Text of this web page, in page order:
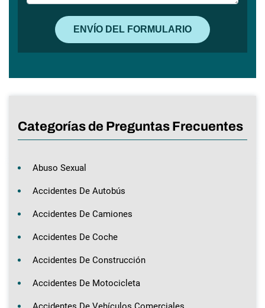
Categorías de Preguntas Frecuentes
Abuso Sexual
Accidentes De Autobús
Accidentes De Camiones
Accidentes De Coche
Accidentes De Construcción
Accidentes De Motocicleta